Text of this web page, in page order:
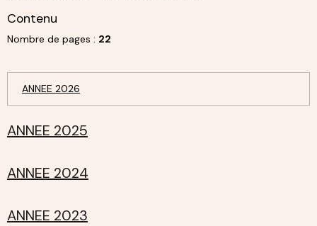
Contenu
Nombre de pages : 22
ANNEE 2026
ANNEE 2025
ANNEE 2024
ANNEE 2023